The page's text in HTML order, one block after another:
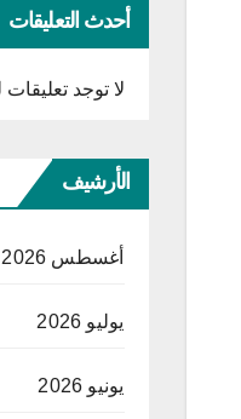
أحدث التعليقات
لا توجد
الأرشيف
أغسطس 2026
يوليو 2026
يونيو 2026